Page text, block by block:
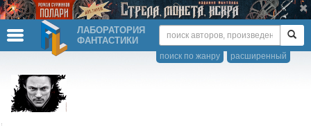
ЛАБОРАТОРИЯ
ФАНТАСТИКИ
расширенный
поиск по жанру